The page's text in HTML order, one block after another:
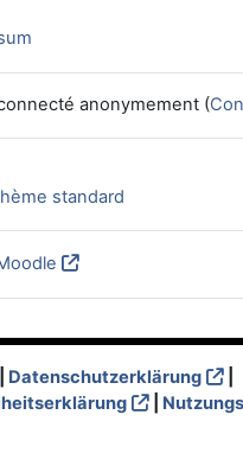
anonymement (
standard
Datenschutzerklärung